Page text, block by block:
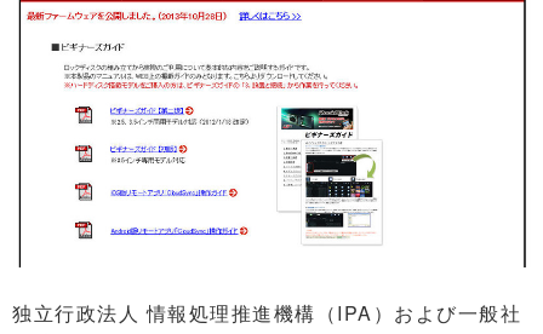
独立行政法人 情報処理推進機構（IPA）および一般社